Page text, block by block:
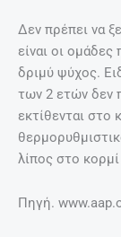
Δεν πρέπει να
είναι οι
δριμύ ψύχος.
των 2 ετών δεν
εκτίθενται στο
λίπος στο
Πηγή.